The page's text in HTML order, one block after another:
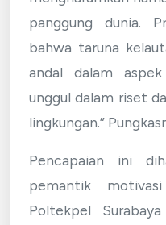
panggung dunia.
bahwa taruna
andal dalam
unggul dalam riset
lingkungan.”
Pencapaian ini
pemantik
Poltekpel